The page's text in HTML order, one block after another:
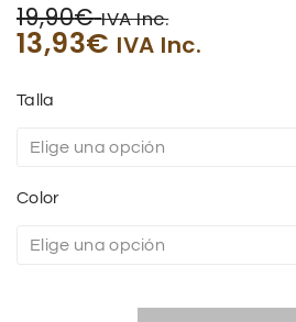
19,90€ IVA Inc.
13,93€ IVA Inc.
Talla
Color